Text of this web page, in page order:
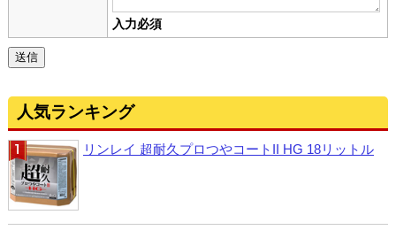
入力必須
人気ランキング
リンレイ 超耐久プロつやコートII HG 18リットル